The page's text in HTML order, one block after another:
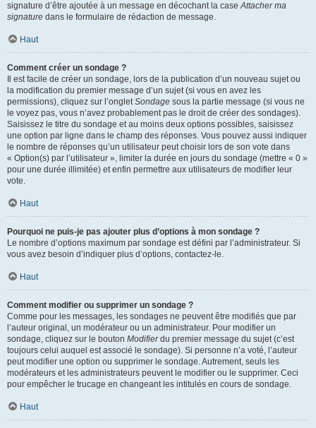
signature d’être ajoutée à un message en décochant la caseAttacher ma
signature dans le formulaire de rédaction de message.
Haut
Comment créer un sondage ?
Il est facile de créer un sondage, lors de la publication d’un nouveau sujet ou
la modification du premier message d’un sujet (si vous en avez les
permissions), cliquez sur l’ongletSondage sous la partie message (si vous ne
le voyez pas, vous n’avez probablement pas le droit de créer des sondages).
Saisissez le titre du sondage et au moins deux options possibles, saisissez
une option par ligne dans le champ des réponses. Vous pouvez aussi indiquer
le nombre de réponses qu’un utilisateur peut choisir lors de son vote dans
« Option(s) par l’utilisateur », limiter la durée en jours du sondage (mettre « 0 »
pour une durée illimitée) et enfin permettre aux utilisateurs de modifier leur
vote.
Haut
Pourquoi ne puis-je pas ajouter plus d’options à mon sondage ?
Le nombre d’options maximum par sondage est défini par l’administrateur. Si
vous avez besoin d’indiquer plus d’options, contactez-le.
Haut
Comment modifier ou supprimer un sondage ?
Comme pour les messages, les sondages ne peuvent être modifiés que par
l’auteur original, un modérateur ou un administrateur. Pour modifier un
sondage, cliquez sur le bouton Modifierdu premier message du sujet (c’est
toujours celui auquel est associé le sondage). Si personne n’a voté, l’auteur
peut modifier une option ou supprimer le sondage. Autrement, seuls les
modérateurs et les administrateurs peuvent le modifier ou le supprimer. Ceci
pour empêcher le trucage en changeant les intitulés en cours de sondage.
Haut